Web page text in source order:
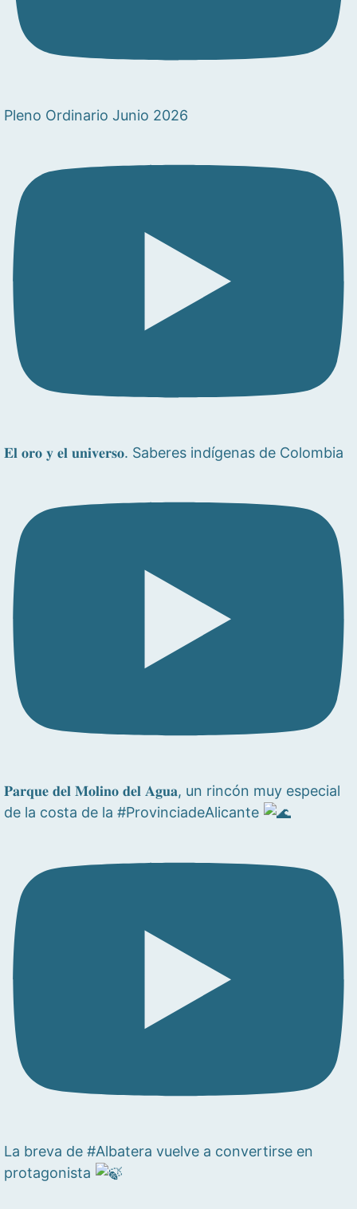
Pleno Ordinario Junio 2026
𝐄𝐥 𝐨𝐫𝐨 𝐲 𝐞𝐥 𝐮𝐧𝐢𝐯𝐞𝐫𝐬𝐨. Saberes indígenas de Colombia
𝐏𝐚𝐫𝐪𝐮𝐞 𝐝𝐞𝐥 𝐌𝐨𝐥𝐢𝐧𝐨 𝐝𝐞𝐥 𝐀𝐠𝐮𝐚, un rincón muy especial
de la costa de la #ProvinciadeAlicante
La breva de #Albatera vuelve a convertirse en
protagonista